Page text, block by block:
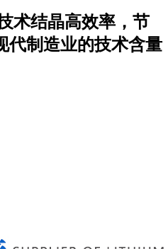
术结晶高效率，节
代制造业的技术含量